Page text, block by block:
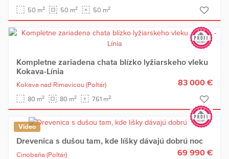
50 m2 50 m2 50 m2
Kompletne zariadena chata blízko lyžiarskeho vleku
Kokava-Línia
Kokava nad Rimavicou (Poltár)
80 m2 80 m2 761 m2
83 000 €
Video
Drevenica s dušou tam, kde líšky dávajú dobrú noc
Cinobaňa (Poltár)
69 990 €